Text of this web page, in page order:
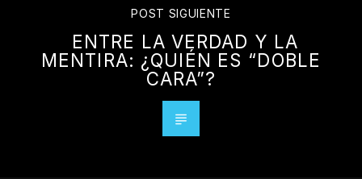
POST SIGUIENTE
ENTRE LA VERDAD Y LA
MENTIRA: ¿QUIÉN ES “DOBLE
CARA”?